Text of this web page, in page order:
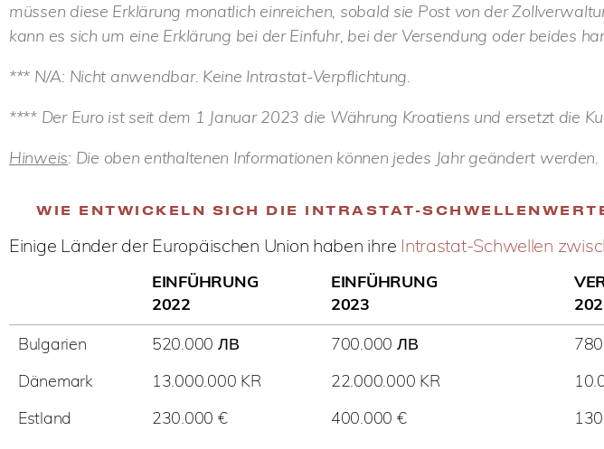
müssen diese Erklärung monatlich einreichen, sobald sie Post von der
kann es sich um eine Erklärung bei der Einfuhr, bei der Versendung oder beides
*** N/A: Nicht anwendbar. Keine Intrastat-Verpflichtung.
**** Der Euro ist seit dem 1 Januar 2023 die Währung Kroatiens und ersetzt die
Hinweis: Die oben enthaltenen Informationen können jedes Jahr geändert
WIE ENTWICKELN SICH DIE INTRASTAT-
Einige Länder der Europäischen Union haben ihre Intrastat-Schwellen
EINFÜHRUNG
2022
EINFÜHRUNG
2023
Bulgarien
520.000 ЛВ 700.000 ЛВ
Dänemark
13.000.000 KR 22.000.000 KR
Estland
230.000 € 400.000 €